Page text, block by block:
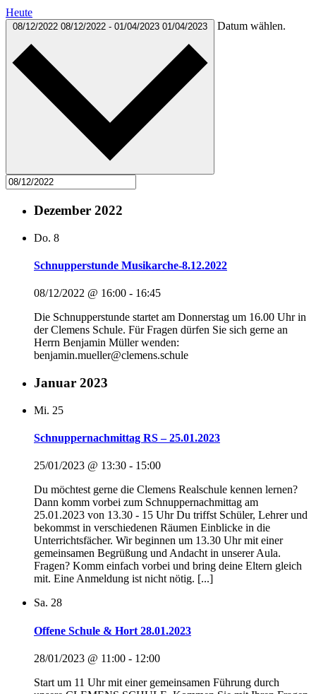
Heute
08/12/2022 08/12/2022 - 01/04/2023 01/04/2023 Datum wählen.
Dezember 2022
Do. 8
Schnupperstunde Musikarche-8.12.2022
08/12/2022 @ 16:00 - 16:45
Die Schnupperstunde startet am Donnerstag um 16.00 Uhr in
der Clemens Schule. Für Fragen dürfen Sie sich gerne an
Herrn Benjamin Müller wenden:
benjamin.mueller@clemens.schule
Januar 2023
Mi. 25
Schnuppernachmittag RS – 25.01.2023
25/01/2023 @ 13:30 - 15:00
Du möchtest gerne die Clemens Realschule kennen lernen?
Dann komm vorbei zum Schnuppernachmittag am
25.01.2023 von 13.30 - 15 Uhr Du triffst Schüler, Lehrer und
bekommst in verschiedenen Räumen Einblicke in die
Unterrichtsfächer. Wir beginnen um 13.30 Uhr mit einer
gemeinsamen Begrüßung und Andacht in unserer Aula.
Fragen? Komm einfach vorbei und bring deine Eltern gleich
mit. Eine Anmeldung ist nicht nötig. [...]
Sa. 28
Offene Schule & Hort 28.01.2023
28/01/2023 @ 11:00 - 12:00
Start um 11 Uhr mit einer gemeinsamen Führung durch